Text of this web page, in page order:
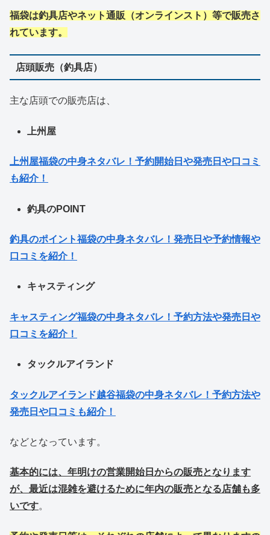
福袋は釣具店やネット通販（オンラインスト）等で販売さ
れています。
店頭販売（釣具店）
主な店頭での販売店は、
上州屋
上州屋福袋の中身ネタバレ！予約開始日や発売日や口コミ
も紹介！
釣具のPOINT
釣具のポイント福袋の中身ネタバレ！発売日や予約情報や
口コミを紹介！
キャスティング
キャスティング福袋の中身ネタバレ！予約方法や発売日や
口コミを紹介！
タックルアイランド
タックルアイランド越谷福袋の中身ネタバレ！予約方法や
発売日や口コミも紹介！
などとなっています。
基本的には、年明けの営業開始日からの販売となります
が、最近は混雑を避けるために年内の販売となる店舗も多
いです。